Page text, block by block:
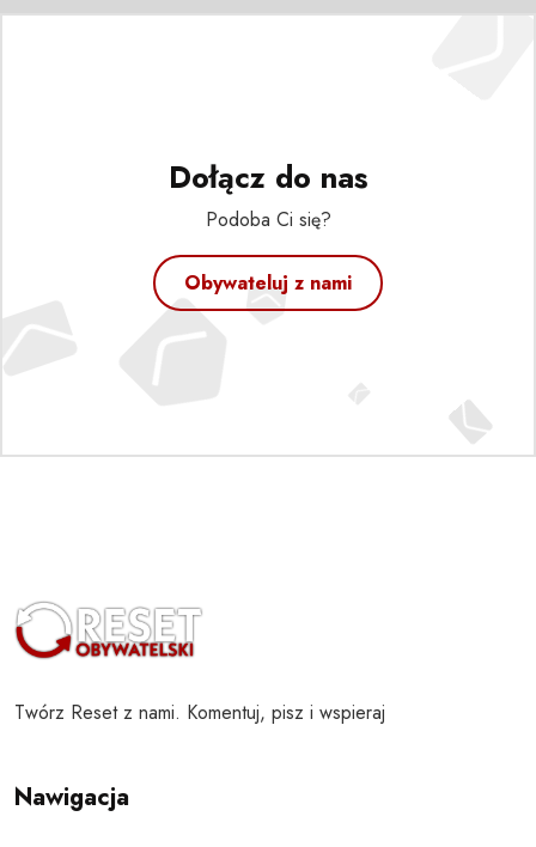
Dołącz do nas
Podoba Ci się?
Obywateluj z nami
Twórz Reset z nami. Komentuj, pisz i wspieraj
Nawigacja